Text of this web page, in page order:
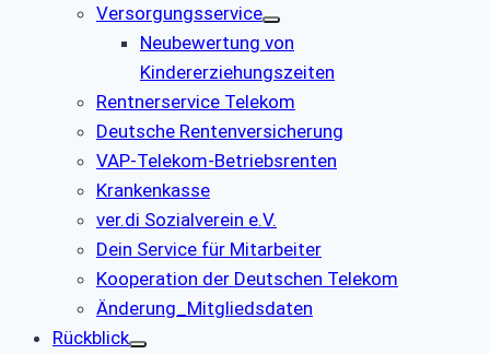
Versorgungsservice
Neubewertung von
Kindererziehungszeiten
Rentnerservice Telekom
Deutsche Rentenversicherung
VAP-Telekom-Betriebsrenten
Krankenkasse
ver.di Sozialverein e.V.
Dein Service für Mitarbeiter
Kooperation der Deutschen Telekom
Änderung_Mitgliedsdaten
Rückblick